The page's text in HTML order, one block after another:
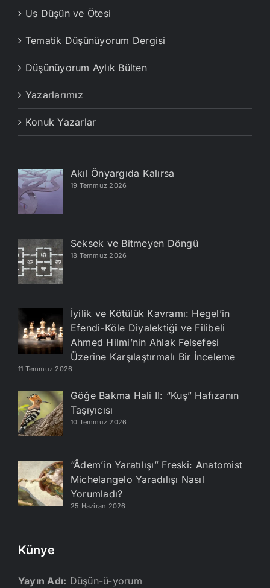
Us Düşün ve Ötesi
Tematik Düşünüyorum Dergisi
Düşünüyorum Aylık Bülten
Yazarlarımız
Konuk Yazarlar
Akıl Önyargıda Kalırsa
19 Temmuz 2026
Seksek ve Bitmeyen Döngü
18 Temmuz 2026
İyilik ve Kötülük Kavramı: Hegel’in
Efendi-Köle Diyalektiği ve Filibeli
Ahmed Hilmi’nin Ahlak Felsefesi
Üzerine Karşılaştırmalı Bir İnceleme
11 Temmuz 2026
Göğe Bakma Hali II: “Kuş” Hafızanın
Taşıyıcısı
10 Temmuz 2026
“Âdem’in Yaratılışı” Freski: Anatomist
Michelangelo Yaradılışı Nasıl
Yorumladı?
25 Haziran 2026
Künye
Yayın Adı: Düşün-ü-yorum